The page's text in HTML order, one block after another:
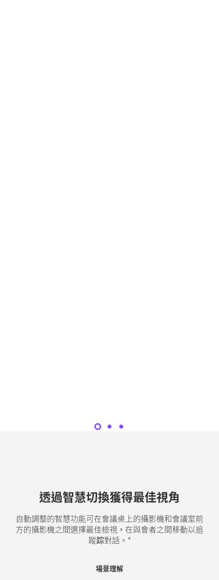
場景理解
場景導演
攝影機切換
透過智慧切換獲得最佳視角
自動調整的智慧功能可在會議桌上的攝影機和會議室前
方的攝影機之間選擇最佳檢視，在與會者之間移動以追
蹤踪對話。*